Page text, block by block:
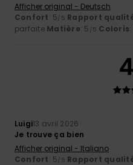
Afficher original - Deutsch
Confort: 5/5 Rapport
parfaite Matière: 5 /5 Coloris
4
Luigi13 avril 2026
Je trouve ça bien
Afficher original - Italiano
Confort: 5/5 Rapport